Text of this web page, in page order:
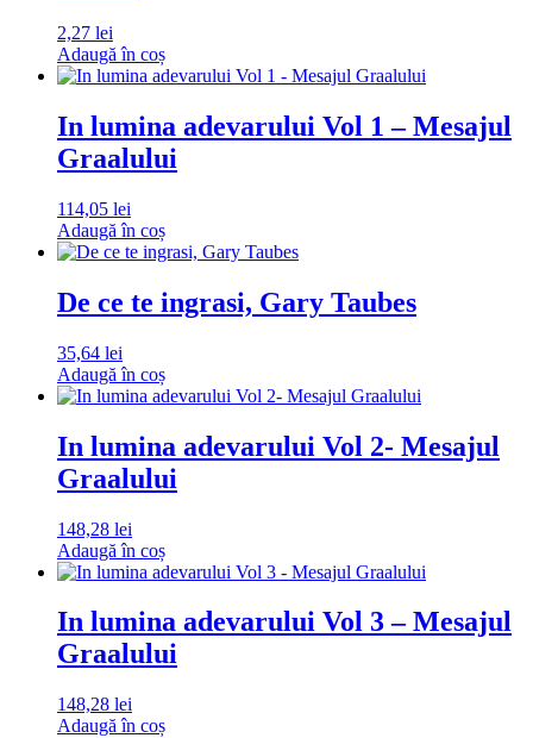
2,27 lei
Adaugă în coș
In lumina adevarului Vol 1 – Mesajul
Graalului
114,05 lei
Adaugă în coș
De ce te ingrasi, Gary Taubes
35,64 lei
Adaugă în coș
In lumina adevarului Vol 2- Mesajul
Graalului
148,28 lei
Adaugă în coș
In lumina adevarului Vol 3 – Mesajul
Graalului
148,28 lei
Adaugă în coș